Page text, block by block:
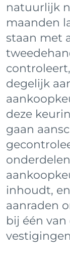
natuurlijk
maanden
staan met
degelijk
deze
gaan
inhoudt,
aanraden
bij één van